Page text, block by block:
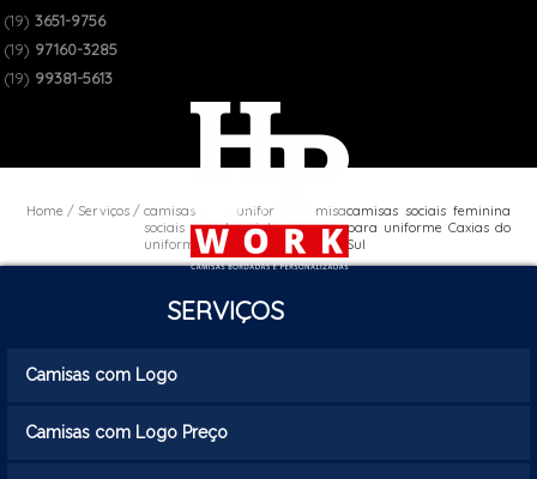
(19) 3651-9756
(19) 97160-3285
(19) 99381-5613
Home Serviços
camisas
sociais de
uniforme
uniforme camisa
social
masculina
camisas sociais feminina
para uniforme Caxias do
Sul
SERVIÇOS
Camisas com Logo
Camisas com Logo Preço